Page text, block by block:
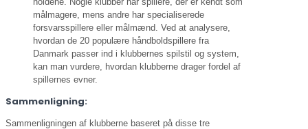
målmagere, mens andre har specialiserede
forsvarsspillere eller målmænd. Ved at analysere,
hvordan de 20 populære håndboldspillere fra
Danmark passer ind i klubbernes spilstil og system,
kan man vurdere, hvordan klubberne drager fordel af
spillernes evner.
Sammenligning:
Sammenligningen af klubberne baseret på disse tre